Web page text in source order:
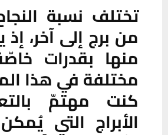
تختلف نسبة
من برج إلى آخر،
منها بقدرات
مختلفة في هذا
كنت مهتمّ
الأبراج التي